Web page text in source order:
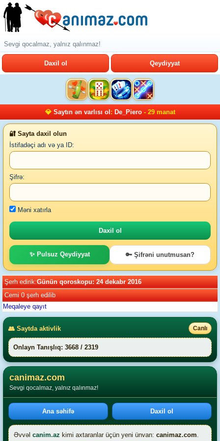
Sevgi qocalmaz, yalnız qalınmaz!
Daxil ol Qeydiyyat
💎 Saytın ən varlısı ol : De_Piero- 29 manat
🔐 Sayta daxil olun
İstifadəçi adı və ya ID:
Şifrə:
Məni xatırla
✨ Pulsuz Qeydiyyat 🔑 Şifrəni unutmusan?
Şerh edirik:Günün qoroskopu: 24 dekabr 2016
Cemi 0 şerh edilib
Meqaleye qayıt
👥 Saytda aktivlik Canlı
Onlayn Tanışlıq: 3668 / 2319
canimaz.com
Sevgi qocalmaz, yalnız qalınmaz!
Ana səhifə Daxil ol
Əvvəl canim.az kimi axtaranlar üçün yeni ünvan: canimaz.com.